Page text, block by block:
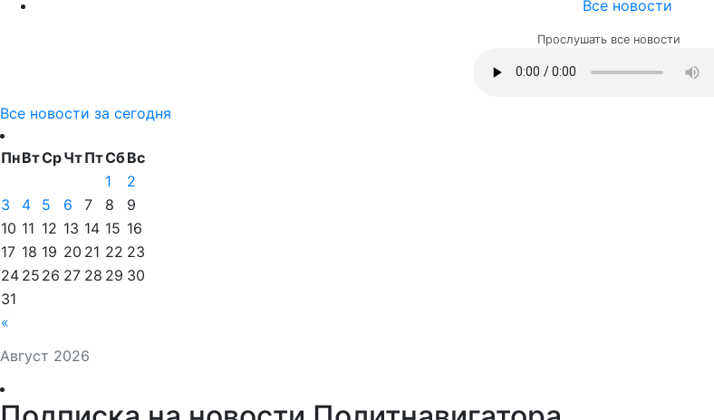
Приднестровье
Молдова
Кавказ
Все новости за сегодня
Пн Вт Ср Чт Пт Сб Вс
1
2
3
10
25
31